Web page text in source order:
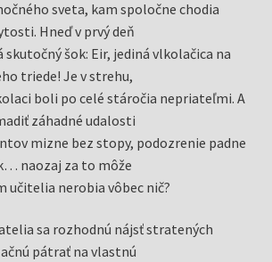
sveta, kam spoločne chodia
Hneď v prvý deň
skutočný šok: Eir, jediná vlkolačica na
triede! Je v strehu,
boli po celé stáročia nepriateľmi. A
záhadné udalosti
mizne bez stopy, podozrenie padne
naozaj za to môže
učitelia nerobia vôbec nič?
sa rozhodnú nájsť stratených
pátrať na vlastnú